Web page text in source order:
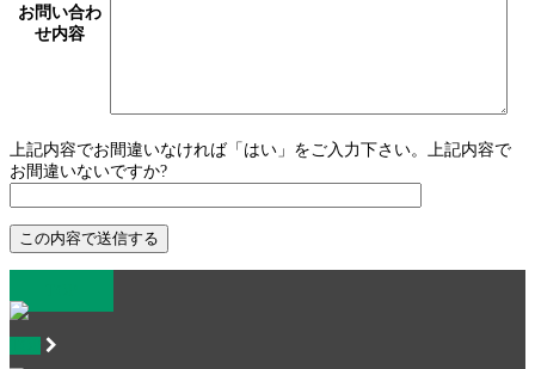
お問い合わ
せ内容
上記内容でお間違いなければ「はい」をご入力下さい。上記内容で
お間違いないですか?